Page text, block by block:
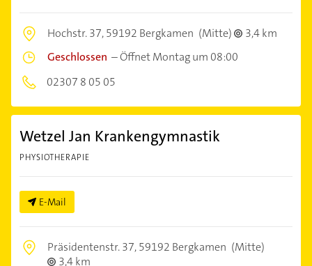
Hochstr. 37,59192 Bergkamen (Mitte)
3,4 km
Geschlossen –Öffnet Montag um 08:00
02307 8 05 05
Wetzel Jan Krankengymnastik
PHYSIOTHERAPIE
E-Mail
Präsidentenstr. 37,59192 Bergkamen (Mitte)
3,4 km